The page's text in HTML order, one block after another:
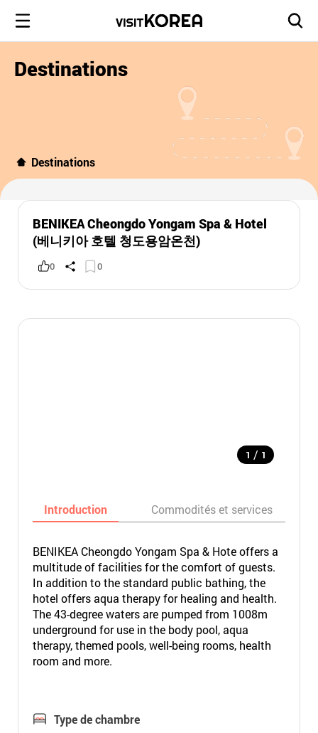
Destinations
Destinations
BENIKEA Cheongdo Yongam Spa & Hotel
(베니키아 호텔 청도용암온천)
0 0
1 / 1
Introduction Commodités et services
BENIKEA Cheongdo Yongam Spa & Hote offers a
multitude of facilities for the comfort of guests.
In addition to the standard public bathing, the
hotel offers aqua therapy for healing and health.
The 43-degree waters are pumped from 1008m
underground for use in the body pool, aqua
therapy, themed pools, well-being rooms, health
room and more.
Type de chambre